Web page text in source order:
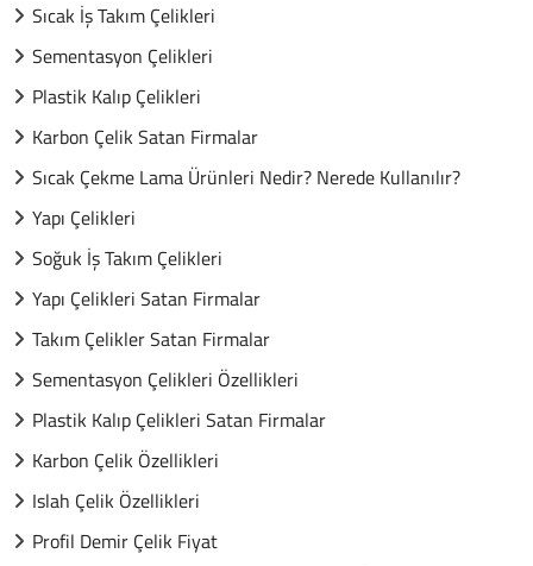
Sıcak İş Takım Çelikleri
Sementasyon Çelikleri
Plastik Kalıp Çelikleri
Karbon Çelik Satan Firmalar
Sıcak Çekme Lama Ürünleri Nedir? Nerede Kullanılır?
Yapı Çelikleri
Soğuk İş Takım Çelikleri
Yapı Çelikleri Satan Firmalar
Takım Çelikler Satan Firmalar
Sementasyon Çelikleri Özellikleri
Plastik Kalıp Çelikleri Satan Firmalar
Karbon Çelik Özellikleri
Islah Çelik Özellikleri
Profil Demir Çelik Fiyat